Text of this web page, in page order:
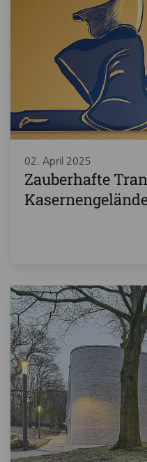
02. April 2025
Zauberhafte